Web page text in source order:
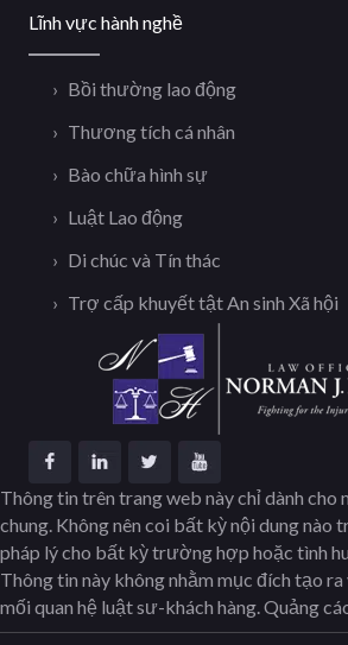
Lĩnh vực hành nghề
Bồi thường lao động
Thương tích cá nhân
Bào chữa hình sự
Luật Lao động
Di chúc và Tín thác
Trợ cấp khuyết tật An sinh Xã hội
Thông tin trên trang web này chỉ dành cho
chung. Không nên coi bất kỳ nội dung nào
pháp lý cho bất kỳ trường hợp hoặc tình
Thông tin này không nhằm mục đích tạo ra
mối quan hệ luật sư-khách hàng. Quảng